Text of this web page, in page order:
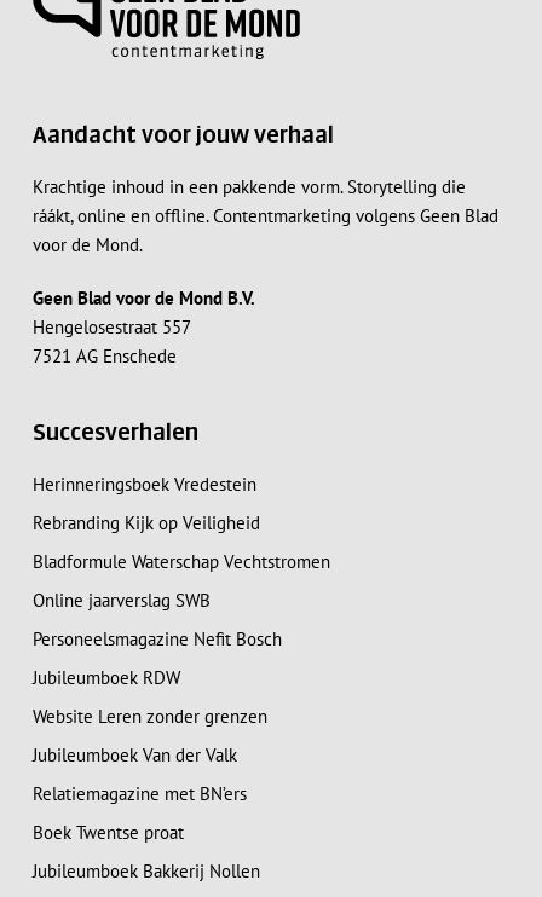
Aandacht voor jouw verhaal
Krachtige inhoud in een pakkende vorm. Storytelling die
ráákt, online en offline. Contentmarketing volgens Geen Blad
voor de Mond.
Geen Blad voor de Mond B.V.
Hengelosestraat 557
7521 AG Enschede
Succesverhalen
Herinneringsboek Vredestein
Rebranding Kijk op Veiligheid
Bladformule Waterschap Vechtstromen
Online jaarverslag SWB
Personeelsmagazine Nefit Bosch
Jubileumboek RDW
Website Leren zonder grenzen
Jubileumboek Van der Valk
Relatiemagazine met BN’ers
Boek Twentse proat
Jubileumboek Bakkerij Nollen